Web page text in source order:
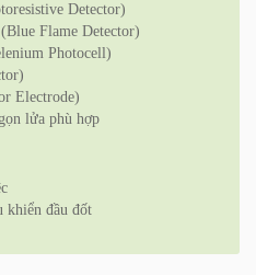
Detector)
Flame Detector)
Photocell)
Electrode)
lửa phù hợp
khiển đầu đốt